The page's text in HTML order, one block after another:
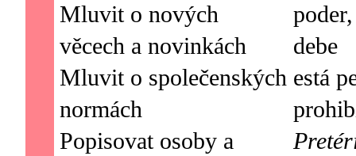
Mluvit o nových
věcech a novinkách
Mluvit o společenských
normách
Popisovat osoby a
debe
está